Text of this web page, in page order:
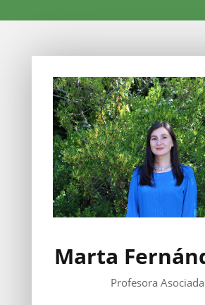
Marta
Profesora Asociada